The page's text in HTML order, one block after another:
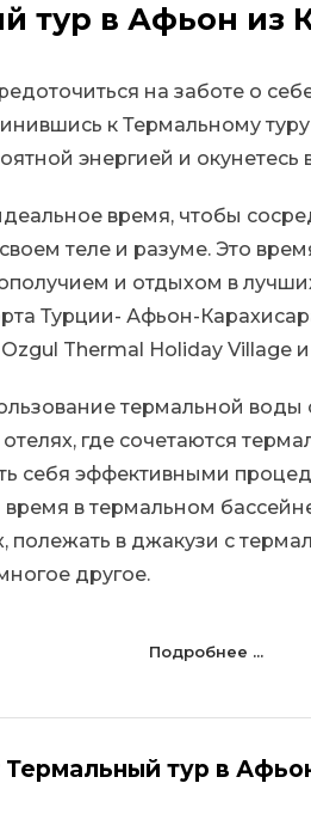
тур в Афьон из
на заботе о
к Термальному
энергией и
время, чтобы
теле и разуме. Это
и отдыхом в
Турции- Афьон-
Thermal Holiday Village
термальной
где сочетаются
себя эффективными
в термальном
полежать в джакузи с
другое.
Подробнее ...
Термальный тур в